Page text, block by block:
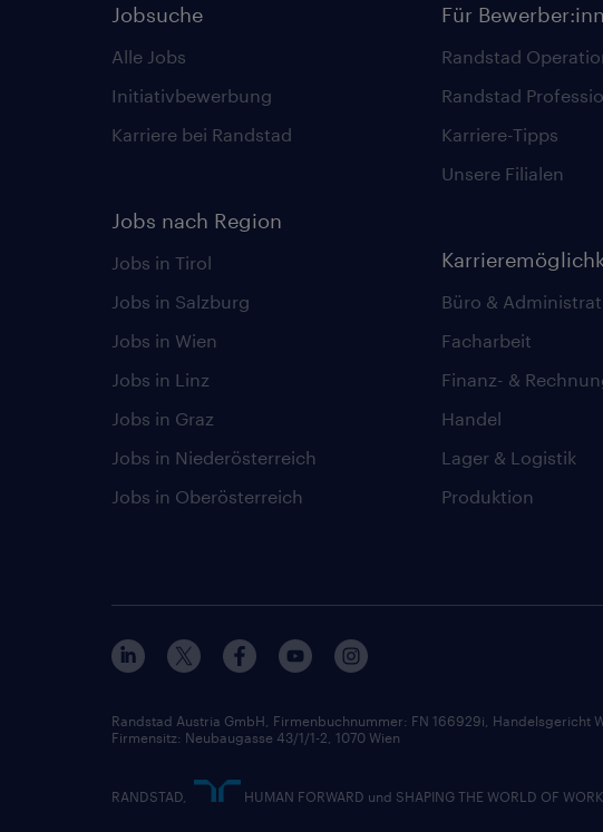
Jobsuche
Alle Jobs
Initiativbewerbung
Karriere bei Randstad
Jobs nach Region
Jobs in Tirol
Jobs in Salzburg
Jobs in Wien
Jobs in Linz
Jobs in Graz
Jobs in Niederösterreich
Jobs in Oberösterreich
Für
Randstad
Randstad
Karriere-Tipps
Unsere Filialen
Büro &
Facharbeit
Finanz- &
Handel
Lager & Logistik
Produktion
Randstad Austria GmbH, Firmenbuchnummer: FN 166929i, Handelsgericht
Firmensitz: Neubaugasse 43/1/1-2, 1070 Wien
RANDSTAD, HUMAN FORWARD und SHAPING THE WORLD OF